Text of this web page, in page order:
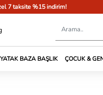
7 taksite %15 indirim!
YATAK BAZA BAŞLIK ÇOCUK &